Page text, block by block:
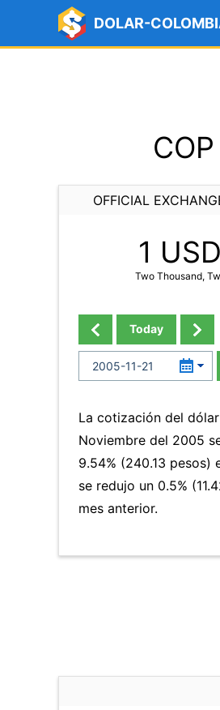
DOLAR-
OFFICIAL
1
Two Thousand,
Today
La cotización del
Noviembre del 2005
9.54% (240.13 pesos)
se redujo un 0.5%
mes anterior.